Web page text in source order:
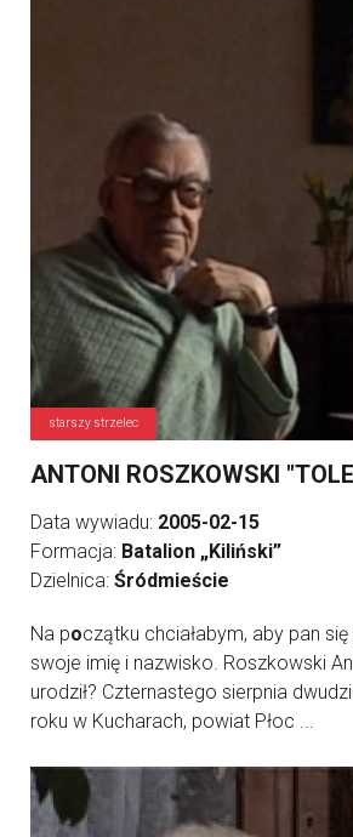
starszy strzelec
ANTONI ROSZKOWSKI
Data wywiadu: 2005-02-15
Formacja: Batalion „Kiliński”
Dzielnica: Śródmieście
Na początku chciałabym, aby pan
swoje imię i nazwisko. Roszkowski
urodził? Czternastego sierpnia
roku w Kucharach, powiat Płoc ...